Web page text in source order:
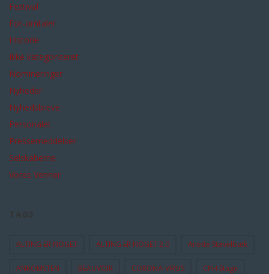
Festival
For-omtaler
Historie
Ikke kategoriseret
Nomineringer
Nyheder
Nyhedsbreve
Personalet
Pressemeddelser
Selskaberne
Vores Venner
ALTING ER NOGET ALTING ER NOGET 2.0 Anette Støvelbæk
ANKOMSTEN BEAUVOIR CORONA-VIRUS CPH Stage